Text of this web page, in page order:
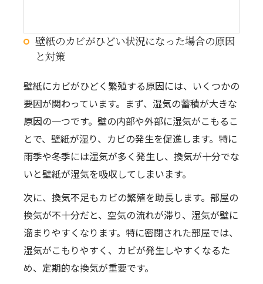
壁紙のカビがひどい状況になった場合の原因
と対策
壁紙にカビがひどく繁殖する原因には、いくつかの
要因が関わっています。まず、湿気の蓄積が大きな
原因の一つです。壁の内部や外部に湿気がこもるこ
とで、壁紙が湿り、カビの発生を促進します。特に
雨季や冬季には湿気が多く発生し、換気が十分でな
いと壁紙が湿気を吸収してしまいます。
次に、換気不足もカビの繁殖を助長します。部屋の
換気が不十分だと、空気の流れが滞り、湿気が壁に
溜まりやすくなります。特に密閉された部屋では、
湿気がこもりやすく、カビが発生しやすくなるた
め、定期的な換気が重要です。